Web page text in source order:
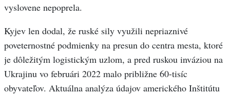
vyslovene nepoprela.
Kyjev len dodal, že ruské sily využili nepriaznivé
poveternostné podmienky na presun do centra mesta, ktoré
je dôležitým logistickým uzlom, a pred ruskou inváziou na
Ukrajinu vo februári 2022 malo približne 60-tisíc
obyvateľov. Aktuálna analýza údajov amerického Inštitútu